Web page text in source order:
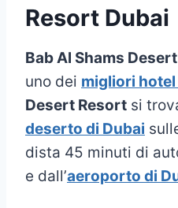
Resort Dubai
Bab Al Shams
uno dei migliori hotel
Desert Resort si
deserto di Dubai
dista 45 minuti di
e dall’aeroporto di